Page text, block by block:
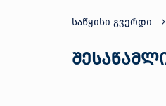
საწყისი გვერდი
გათბობა
სეზონური